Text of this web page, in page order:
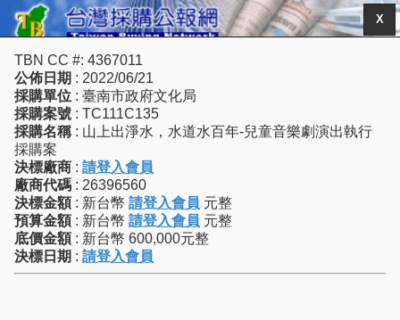
X
TBN CC #: 4367011
公佈日期 : 2022/06/21
採購單位 : 臺南市政府文化局
採購案號 : TC111C135
採購名稱 : 山上出淨水，水道水百年-兒童音樂劇演出執行
採購案
決標廠商 : 請登入會員
廠商代碼 : 26396560
決標金額 : 新台幣 請登入會員 元整
預算金額 : 新台幣 請登入會員 元整
底價金額 : 新台幣 600,000元整
決標日期 : 請登入會員